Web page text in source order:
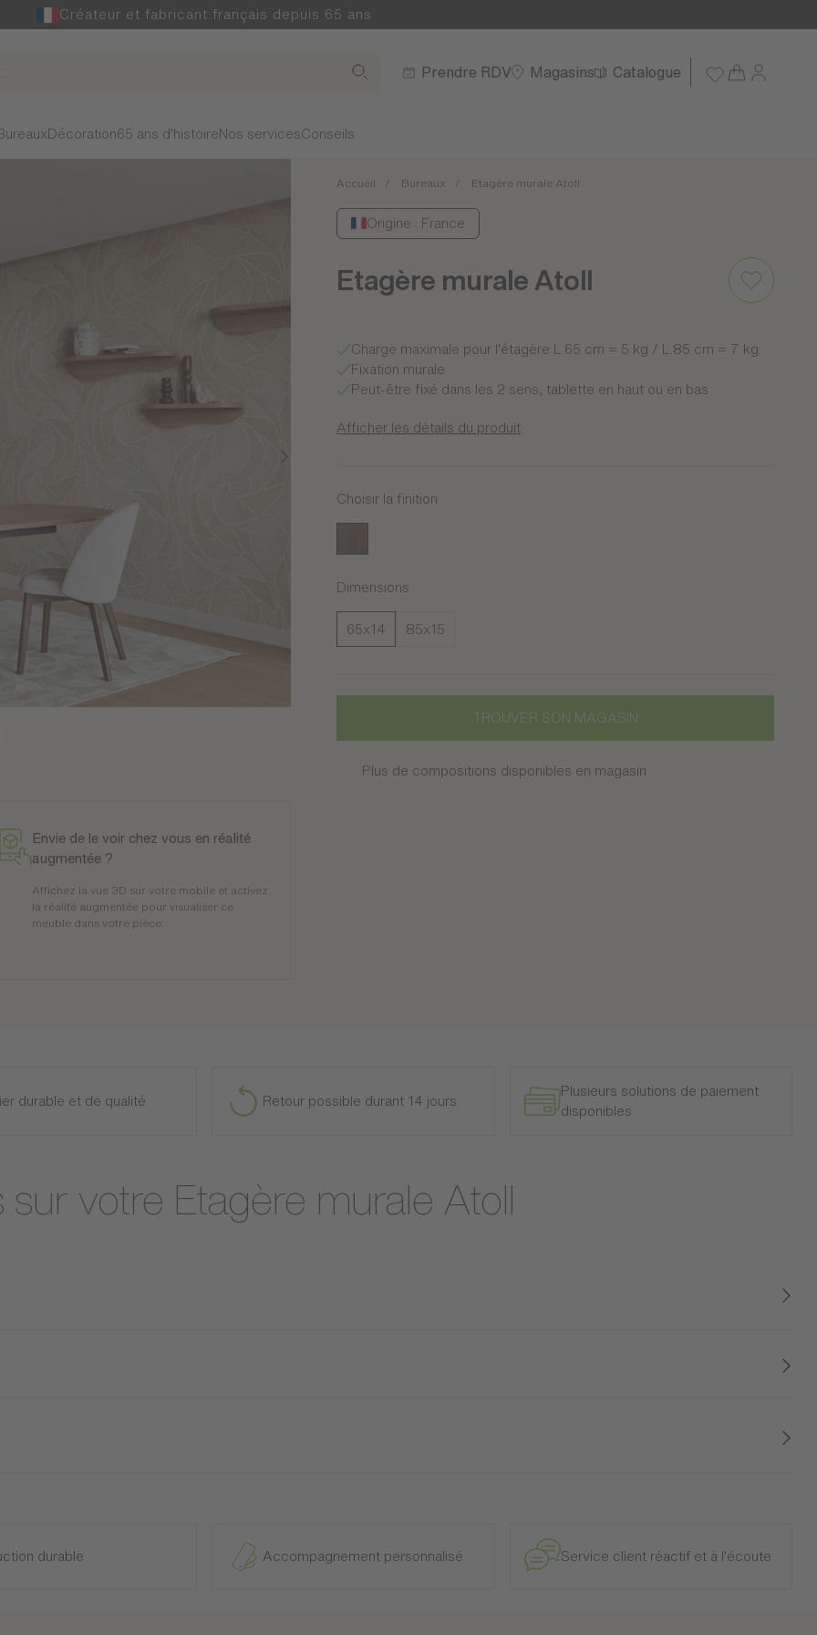
Créateur et fabricant français depuis 65 ans
Prendre RDV Magasins Catalogue
Décoration65 ans d'histoire Nos servicesConseils
Envie de le voir chez vous en réalité
augmentée ?
Affichez la vue 3D sur votre mobile et activez
la réalité augmentée pour visualiser ce
meuble dans votre pièce.
Accueil Bureaux Etagère murale Atoll
Origine : France
Etagère murale Atoll
Charge maximale pour l'étagère L.65 cm = 5 kg / L.85 cm = 7 kg.
Fixation murale
Peut-être fixé dans les 2 sens, tablette en haut ou en bas
Afficher les détails du produit
Choisir la finition
Dimensions
65x14 85x15
TROUVER SON MAGASIN
Plus de compositions disponibles en magasin
durable et de qualité Retour possible durant 14 jours
Plusieurs solutions de paiement
disponibles
sur votre Etagère murale Atoll
qui pourrait apparaître sur le produit en usage domestique et intérieur, à l’exclusion des modèles d’exposition.
défectueux, ou à son échange avec un produit similaire.
durable Accompagnement personnalisé Service client réactif et à l'écoute